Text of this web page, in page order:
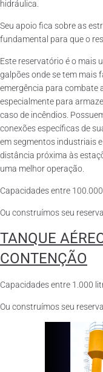
hidráulica.
Seu apoio fica sobre as
fundamental para que o
Este reservatório é o mais
galpões onde se tem mais
emergência para combate
especialmente para
caso de incêndios.
conexões específicas de
em segmentos industriais
distância próxima às
uma melhor operação.
Capacidades entre
Ou construímos seu
TANQUE
CONTENÇÃO
Capacidades entre 1.000
Ou construímos seu